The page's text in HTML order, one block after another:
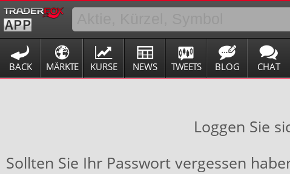
BACK MÄRKTE KURSE NEWS TWEETS BLOG CHAT
Loggen Sie
Sollten Sie Ihr Passwort vergessen